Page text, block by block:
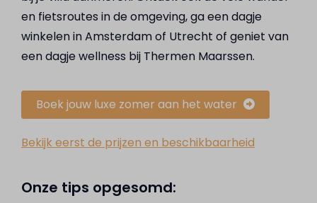
en fietsroutes in de omgeving, ga een dagje
winkelen in Amsterdam of Utrecht of geniet van
een dagje wellness bij Thermen Maarssen.
Boek jouw luxe zomer aan het water
Bekijk eerst de prijzen en beschikbaarheid
Onze tips opgesomd: